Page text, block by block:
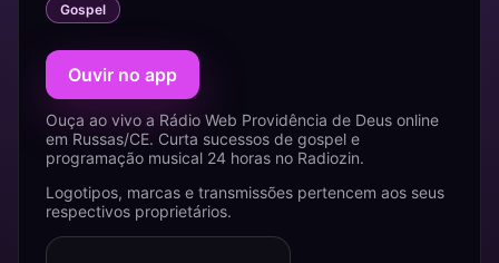
Gospel
Ouvir no app
Ouça ao vivo a Rádio Web Providência de Deus online
em Russas/CE. Curta sucessos de gospel e
programação musical 24 horas no Radiozin.
Logotipos, marcas e transmissões pertencem aos seus
respectivos proprietários.